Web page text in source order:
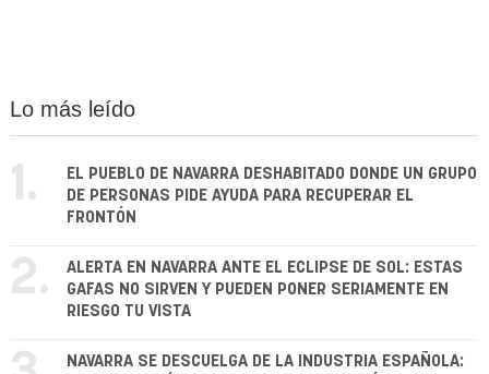
Lo más leído
1.
EL PUEBLO DE NAVARRA DESHABITADO DONDE UN GRUPO
DE PERSONAS PIDE AYUDA PARA RECUPERAR EL
FRONTÓN
2.
ALERTA EN NAVARRA ANTE EL ECLIPSE DE SOL: ESTAS
GAFAS NO SIRVEN Y PUEDEN PONER SERIAMENTE EN
RIESGO TU VISTA
NAVARRA SE DESCUELGA DE LA INDUSTRIA ESPAÑOLA: